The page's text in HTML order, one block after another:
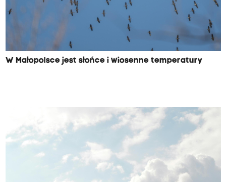
W Małopolsce jest słońce i wiosenne temperatury